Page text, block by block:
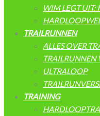
WIM LEGT UIT:
TRAILRUNNEN
ALLES OVER
TRAILRUNNEN
ULTRALOOP
TRAINING